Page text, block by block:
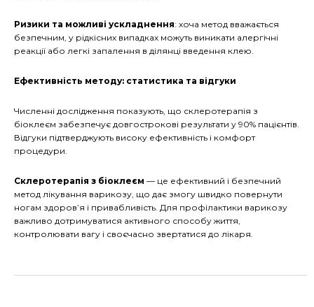
Ризики та можливі ускладнення: хоча метод вважається
безпечним, у рідкісних випадках можуть виникати алергічні
реакції або легкі запалення в ділянці введення клею.
Ефективність методу: статистика та відгуки
Численні дослідження показують, що склеротерапія з
біоклеєм забезпечує довгострокові результати у 90% пацієнтів.
Відгуки підтверджують високу ефективність і комфорт
процедури.
Склеротерапія з біоклеєм — це ефективний і безпечний
метод лікування варикозу, що дає змогу швидко повернути
ногам здоров’я і привабливість. Для профілактики варикозу
важливо дотримуватися активного способу життя,
контролювати вагу і своєчасно звертатися до лікаря.